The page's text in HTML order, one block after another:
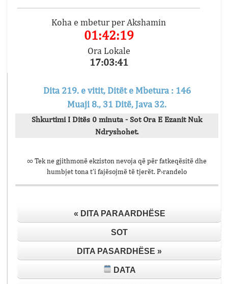
Koha e mbetur per Akshamin
01:42:19
Ora Lokale
17:03:41
Dita 219. e vitit, Ditët e Mbetura : 146
Muaji 8., 31 Ditë, Java 32.
Shkurtimi I Ditës 0 minuta - Sot Ora E Ezanit Nuk
Ndryshohet.
∞ Tek ne gjithmonë ekziston nevoja që për fatkeqësitë dhe
humbjet tona t’i fajësojmë të tjerët. P›randelo
« DITA PARAARDHËSE
SOT
DITA PASARDHËSE »
DATA